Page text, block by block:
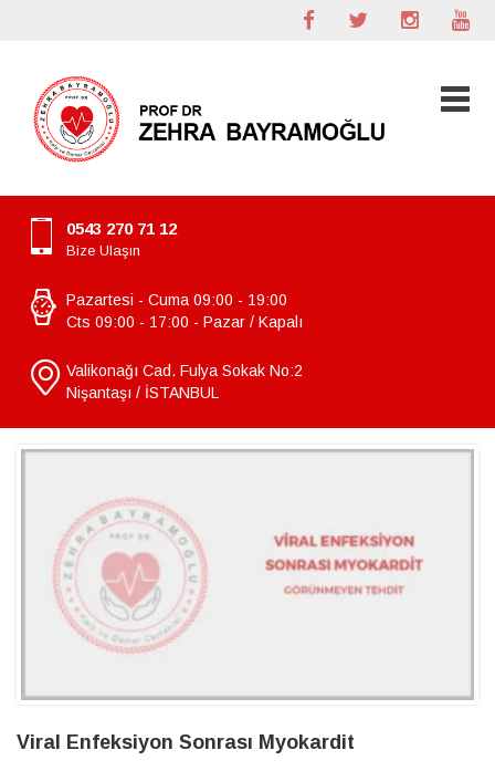
0543 270 71 12
Bize Ulaşın
Pazartesi - Cuma 09:00 - 19:00
Cts 09:00 - 17:00 - Pazar / Kapalı
Valikonağı Cad. Fulya Sokak No:2
Nişantaşı / İSTANBUL
Viral Enfeksiyon Sonrası Myokardit